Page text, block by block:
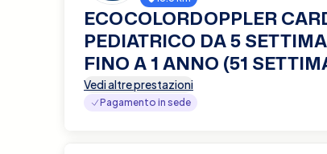
ECOCOLORDOPPLER
PEDIATRICO DA 5
FINO A 1 ANNO (51
Vedi altre prestazioni
Pagamento in sede